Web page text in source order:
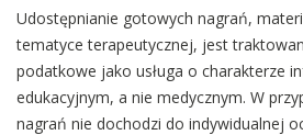
Udostępnianie gotowych nagrań,
tematyce terapeutycznej, jest
podatkowe jako usługa o charakterze
edukacyjnym, a nie medycznym. W
nagrań nie dochodzi do indywidualnej